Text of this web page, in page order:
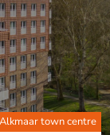
town centre